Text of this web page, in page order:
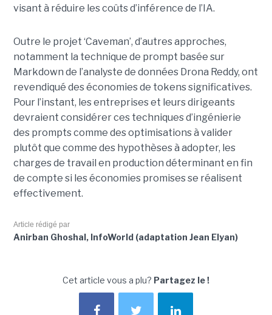
visant à réduire les coûts d’inférence de l’IA.
Outre le projet ‘Caveman’, d’autres approches,
notamment la technique de prompt basée sur
Markdown de l’analyste de données Drona Reddy, ont
revendiqué des économies de tokens significatives.
Pour l’instant, les entreprises et leurs dirigeants
devraient considérer ces techniques d’ingénierie
des prompts comme des optimisations à valider
plutôt que comme des hypothèses à adopter, les
charges de travail en production déterminant en fin
de compte si les économies promises se réalisent
effectivement.
Article rédigé par
Anirban Ghoshal, InfoWorld (adaptation Jean Elyan)
Cet article vous a plu? Partagez le !